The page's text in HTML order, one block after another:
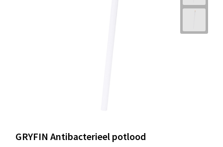
GRYFIN Antibacterieel potlood